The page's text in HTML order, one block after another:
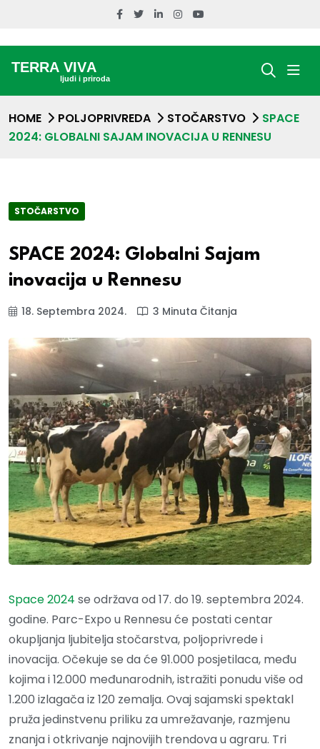
HOME POLJOPRIVREDA STOČARSTVO
SPACE
2024: GLOBALNI SAJAM INOVACIJA U RENNESU
STOČARSTVO
SPACE 2024: Globalni Sajam
inovacija u Rennesu
18. Septembra 2024. 3 Minuta Čitanja
Space 2024 se održava od 17. do 19. septembra 2024.
godine. Parc-Expo u Rennesu će postati centar
okupljanja ljubitelja stočarstva, poljoprivrede i
inovacija. Očekuje se da će 91.000 posjetilaca, među
kojima i 12.000 međunarodnih, istražiti ponudu više od
1.200 izlagača iz 120 zemalja. Ovaj sajamski spektakl
pruža jedinstvenu priliku za umrežavanje, razmjenu
znanja i otkrivanje najnovijih trendova u agraru. Tri